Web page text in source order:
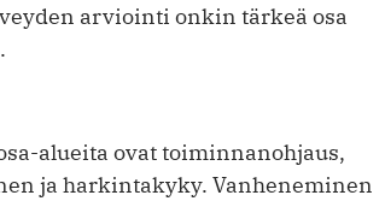
arviointi onkin tärkeä osa
alueita ovat toiminnanohjaus,
ja harkintakyky. Vanheneminen